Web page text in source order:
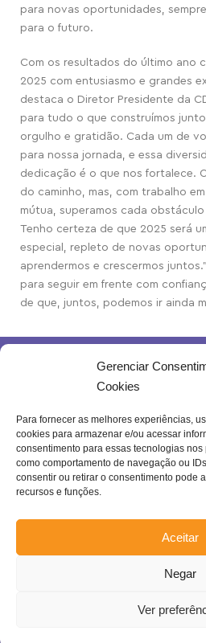
Gerenciar
Cookies
Para fornecer as melhores experiências,
cookies para armazenar e/ou acessar
consentimento para essas tecnologias
como comportamento de navegação ou
consentir ou retirar o consentimento pode
recursos e funções.
Aceitar
Negar
Ver
para novas oportunidades,
para o futuro.
Com os resultados do último ano
2025 com entusiasmo e grandes
destaca o Diretor Presidente da
para tudo o que construímos
orgulho e gratidão. Cada um de
para nossa jornada, e essa
dedicação é o que nos fortalece.
do caminho, mas, com trabalho
mútua, superamos cada
Tenho certeza de que 2025 será
especial, repleto de novas
aprendermos e crescermos
para seguir em frente com
de que, juntos, podemos ir ainda
Rua Joventina da Rocha, 289 –
Belo Horizonte – MG | Brasil.
Se inscreva na
Enviar